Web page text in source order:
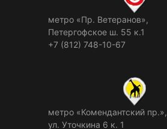
метро «Пр. Ветеранов»,
Петергофское ш. 55 к.1
+7 (812) 748-10-67
метро «Комендантский пр.»,
ул. Уточкина 6 к. 1